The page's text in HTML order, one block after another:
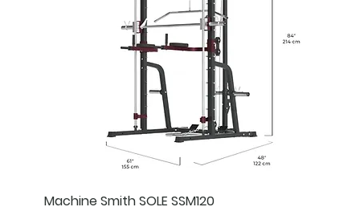
Machine Smith SOLE SSM120